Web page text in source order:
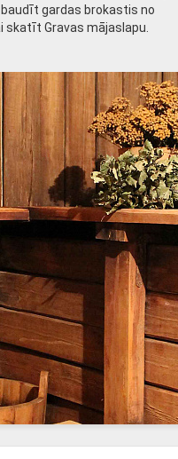
gardas brokastis no
skatīt Gravas mājaslapu.